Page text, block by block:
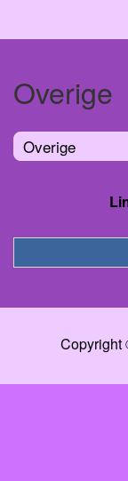
Overige
Overige
Copyright